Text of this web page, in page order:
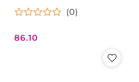
MultiGarden(0)
Cena:
86.10